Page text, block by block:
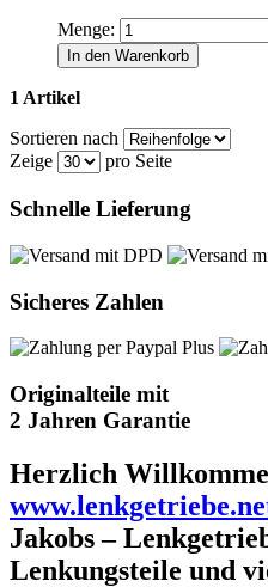
Menge:
In den Warenkorb
1 Artikel
Sortieren nach
Zeige
pro Seite
Schnelle Lieferung
Sicheres Zahlen
Originalteile mit
2 Jahren Garantie
Herzlich
Jakobs –
Lenkungsteile und